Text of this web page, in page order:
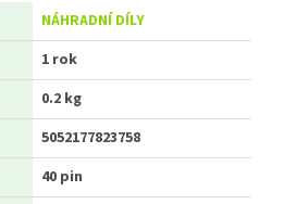
NÁHRADNÍ DÍLY
1 rok
0.2 kg
5052177823758
40 pin